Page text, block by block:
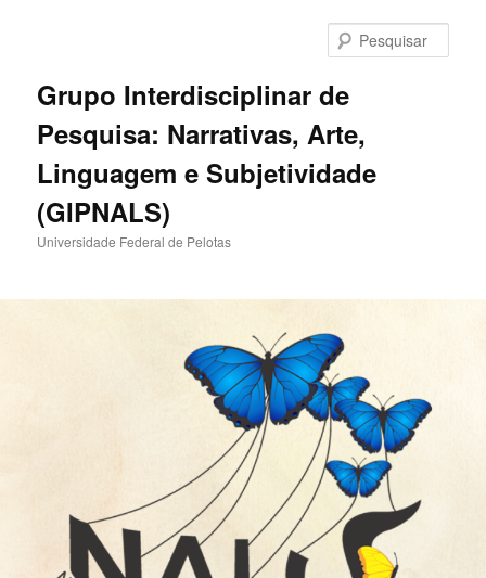
principalGrupo Interdisciplinar de
Pesquisa: Narrativas, Arte,
Linguagem e Subjetividade
(GIPNALS)
Universidade Federal de Pelotas